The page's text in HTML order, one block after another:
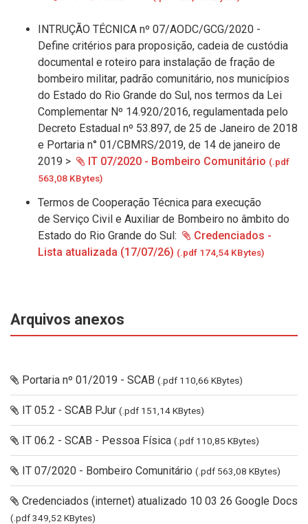
INTRUÇÃO TÉCNICA nº 07/AODC/GCG/2020 -
Define critérios para proposição, cadeia de custódia
documental e roteiro para instalação de fração de
bombeiro militar, padrão comunitário, nos municípios
do Estado do Rio Grande do Sul, nos termos da Lei
Complementar Nº 14.920/2016, regulamentada pelo
Decreto Estadual nº 53.897, de 25 de Janeiro de 2018
e Portaria n° 01/CBMRS/2019, de 14 de janeiro de
2019 >
IT 07/2020 - Bombeiro Comunitário (.pdf
563,08 KBytes)
Termos de Cooperação Técnica para execução
de Serviço Civil e Auxiliar de Bombeiro no âmbito do
Estado do Rio Grande do Sul:
Credenciados -
Lista atualizada (17/07/26) (.pdf 174,54 KBytes)
Arquivos anexos
Portaria nº 01/2019 - SCAB (.pdf 110,66 KBytes)
IT 05.2 - SCAB PJur (.pdf 151,14 KBytes)
IT 06.2 - SCAB - Pessoa Física (.pdf 110,85 KBytes)
IT 07/2020 - Bombeiro Comunitário (.pdf 563,08 KBytes)
Credenciados (internet) atualizado 10 03 26 Google Docs
(.pdf 349,52 KBytes)